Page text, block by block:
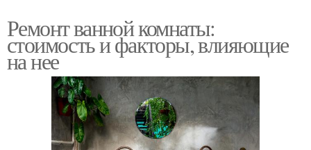
Ремонт ванной комнаты:
стоимость и факторы, влияющие
на нее